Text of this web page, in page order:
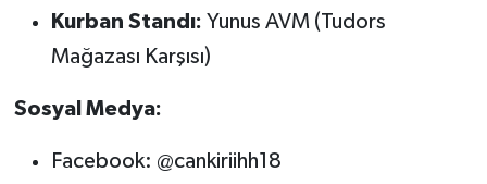
Kurban Standı: Yunus AVM (Tudors
Mağazası Karşısı)
Sosyal Medya:
Facebook: @cankiriihh18